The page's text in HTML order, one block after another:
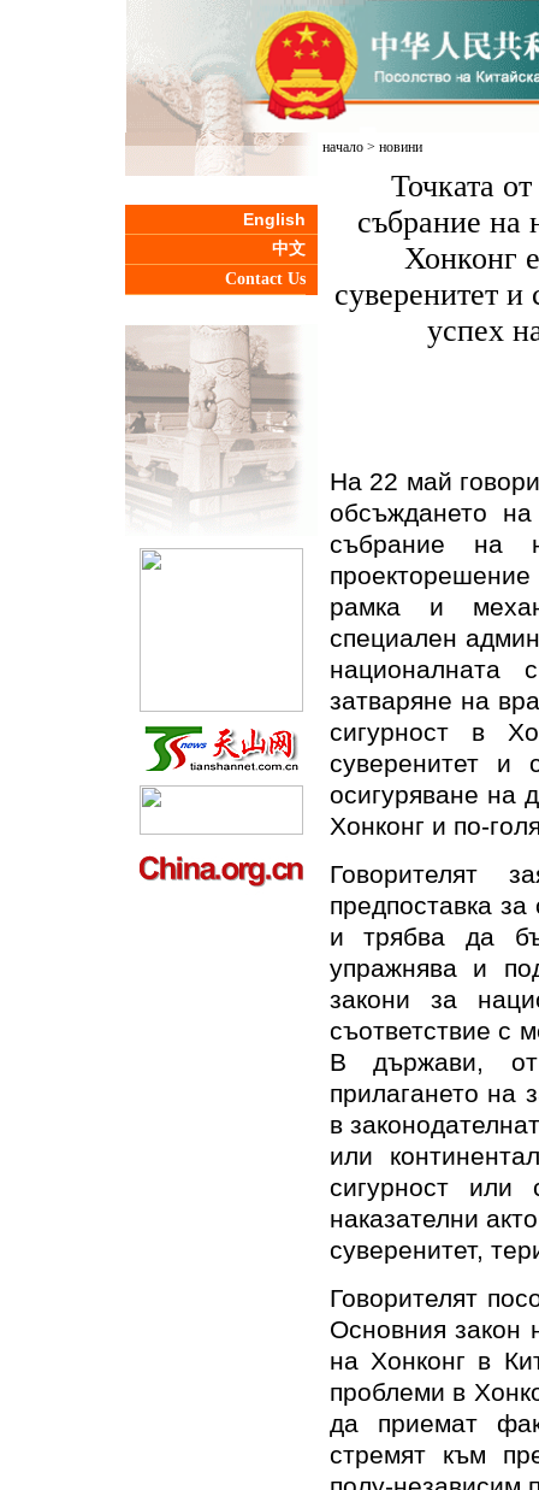
English
中文
Contact Us
начало> новини
Точката
събрание на
Хонконг
суверенитет и
успех
На 22 май
обсъждането
събрание на
рамка и
специален
националната
затваряне на
сигурност в
суверенитет и
осигуряване на
Хонконг и по-
Говорителят
предпоставка
и трябва да
упражнява и
закони за
съответствие с
В държави,
прилагането на
в
или
сигурност или
наказателни
суверенитет,
Говорителят
Основния закон
на Хонконг в
проблеми в
да приемат
стремят към